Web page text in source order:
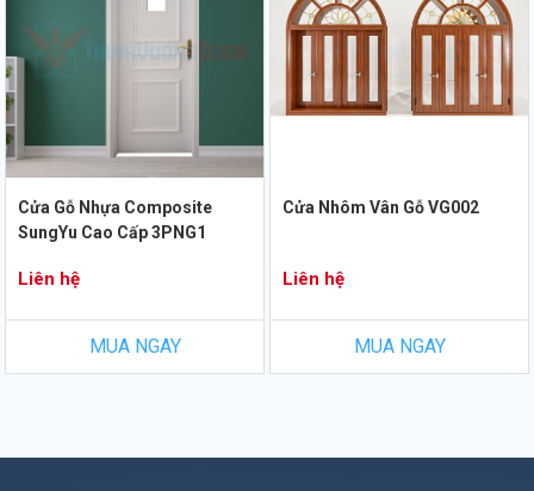
Cửa Gỗ Nhựa Composite
SungYu Cao Cấp 3PNG1
Liên hệ
MUA NGAY
Cửa Nhôm Vân Gỗ VG002
Liên hệ
MUA NGAY